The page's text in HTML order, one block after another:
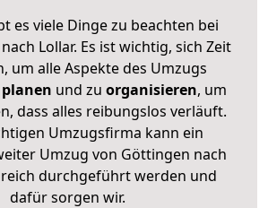
es viele Dinge zu beachten bei
Lollar. Es ist wichtig, sich Zeit
um alle Aspekte des Umzugs
planen und zu organisieren, um
dass alles reibungslos verläuft.
Umzugsfirma kann ein
Umzug von Göttingen nach
durchgeführt werden und
dafür sorgen wir.